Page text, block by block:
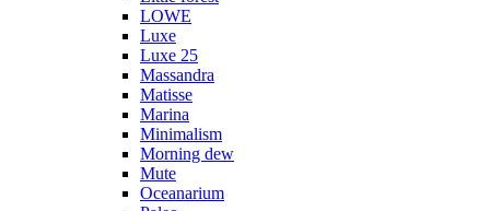
LOWE
Luxe
Luxe 25
Massandra
Matisse
Marina
Minimalism
Morning dew
Mute
Oceanarium